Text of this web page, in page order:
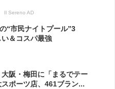
Il Sereno AD
“市民ナイトプール”3
＆コスパ最強
大阪・梅田に「まるでテー
ポーツ店、461ブラン...